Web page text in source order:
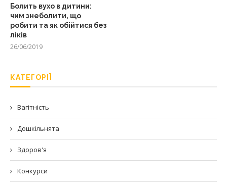
Болить вухо в дитини:
чим знеболити, що
робити та як обійтися без
ліків
26/06/2019
КАТЕГОРІЇ
Вагітність
Дошкільнята
Здоров'я
Конкурси